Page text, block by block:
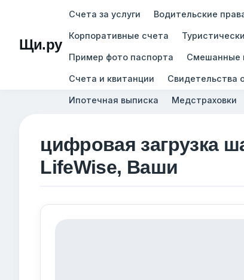
Щи.ру
Счета за услуги Водительские
Корпоративные счета
Пример фото паспорта Смешанные
Счета и квитанции Свидетельства
Ипотечная выписка Медстраховки
цифровая загрузка
LifeWise, Ваши